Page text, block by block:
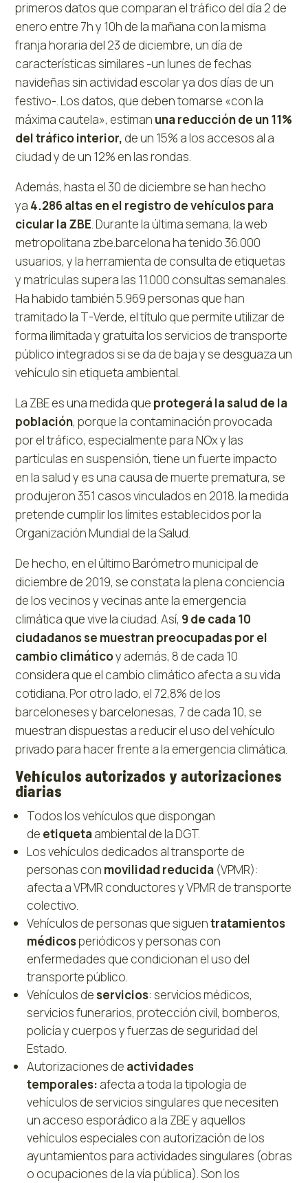
primeros datos que comparan el tráfico del día 2 de
enero entre 7h y 10h de la mañana con la misma
franja horaria del 23 de diciembre, un día de
características similares -un lunes de fechas
navideñas sin actividad escolar ya dos días de un
festivo-. Los datos, que deben tomarse «con la
máxima cautela», estiman una reducción de un 11%
del tráfico interior, de un 15% a los accesos al a
ciudad y de un 12% en las rondas.
Además, hasta el 30 de diciembre se han hecho
ya 4.286 altas en el registro de vehículos para
cicular la ZBE. Durante la última semana, la web
metropolitana zbe.barcelona ha tenido 36.000
usuarios, y la herramienta de consulta de etiquetas
y matrículas supera las 11.000 consultas semanales.
Ha habido también 5.969 personas que han
tramitado la T-Verde, el título que permite utilizar de
forma ilimitada y gratuita los servicios de transporte
público integrados si se da de baja y se desguaza un
vehículo sin etiqueta ambiental.
La ZBE es una medida que protegerá la salud de la
población, porque la contaminación provocada
por el tráfico, especialmente para NOx y las
partículas en suspensión, tiene un fuerte impacto
en la salud y es una causa de muerte prematura, se
produjeron 351 casos vinculados en 2018. la medida
pretende cumplir los límites establecidos por la
Organización Mundial de la Salud.
De hecho, en el último Barómetro municipal de
diciembre de 2019, se constata la plena conciencia
de los vecinos y vecinas ante la emergencia
climática que vive la ciudad. Así, 9 de cada 10
ciudadanos se muestran preocupadas por el
cambio climáticoy además, 8 de cada 10
considera que el cambio climático afecta a su vida
cotidiana. Por otro lado, el 72,8% de los
barceloneses y barcelonesas, 7 de cada 10, se
muestran dispuestas a reducir el uso del vehículo
privado para hacer frente a la emergencia climática.
Vehículos autorizados y autorizaciones
diarias
Todos los vehículos que dispongan
de etiquetaambiental de la DGT.
Los vehículos dedicados al transporte de
personas con movilidad reducida (VPMR):
afecta a VPMR conductores y VPMR de transporte
colectivo.
Vehículos de personas que siguentratamientos
médicosperiódicos y personas con
enfermedades que condicionan el uso del
transporte público.
Vehículos deservicios: servicios médicos,
servicios funerarios, protección civil, bomberos,
policía y cuerpos y fuerzas de seguridad del
Estado.
Autorizaciones de actividades
temporales: afecta a toda la tipología de
vehículos de servicios singulares que necesiten
un acceso esporádico a la ZBE y aquellos
vehículos especiales con autorización de los
ayuntamientos para actividades singulares (obras
o ocupaciones de la vía pública). Son los